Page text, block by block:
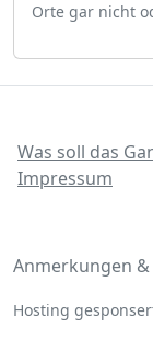
Orte gar nicht
Was soll das
Impressum
Anmerkungen &
Hosting